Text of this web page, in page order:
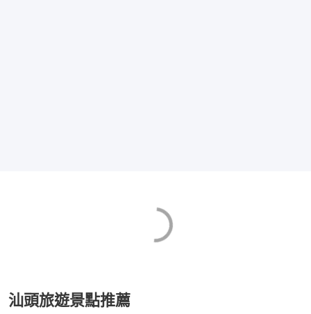
汕頭旅遊景點推薦